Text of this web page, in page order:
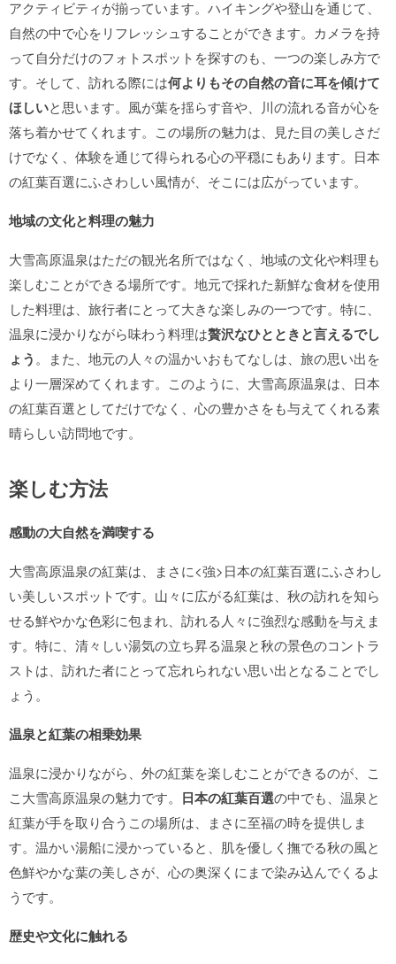
アクティビティが揃っています。ハイキングや登山を通じて、
自然の中で心をリフレッシュすることができます。カメラを持
って自分だけのフォトスポットを探すのも、一つの楽しみ方で
す。そして、訪れる際には何よりもその自然の音に耳を傾けて
ほしいと思います。風が葉を揺らす音や、川の流れる音が心を
落ち着かせてくれます。この場所の魅力は、見た目の美しさだ
けでなく、体験を通じて得られる心の平穏にもあります。日本
の紅葉百選にふさわしい風情が、そこには広がっています。
地域の文化と料理の魅力
大雪高原温泉はただの観光名所ではなく、地域の文化や料理も
楽しむことができる場所です。地元で採れた新鮮な食材を使用
した料理は、旅行者にとって大きな楽しみの一つです。特に、
温泉に浸かりながら味わう料理は贅沢なひとときと言えるでし
ょう 。また、地元の人々の温かいおもてなしは、旅の思い出を
より一層深めてくれます。このように、大雪高原温泉は、日本
の紅葉百選としてだけでなく、心の豊かさをも与えてくれる素
晴らしい訪問地です。
楽しむ方法
感動の大自然を満喫する
大雪高原温泉の紅葉は、まさに<強>日本の紅葉百選にふさわし
い美しいスポットです。山々に広がる紅葉は、秋の訪れを知ら
せる鮮やかな色彩に包まれ、訪れる人々に強烈な感動を与えま
す。特に、清々しい湯気の立ち昇る温泉と秋の景色のコントラ
ストは、訪れた者にとって忘れられない思い出となることでし
ょう。
温泉と紅葉の相乗効果
温泉に浸かりながら、外の紅葉を楽しむことができるのが、こ
こ大雪高原温泉の魅力です。 日本の紅葉百選の中でも、温泉と
紅葉が手を取り合うこの場所は、まさに至福の時を提供しま
す。温かい湯船に浸かっていると、肌を優しく撫でる秋の風と
色鮮やかな葉の美しさが、心の奥深くにまで染み込んでくるよ
うです。
歴史や文化に触れる